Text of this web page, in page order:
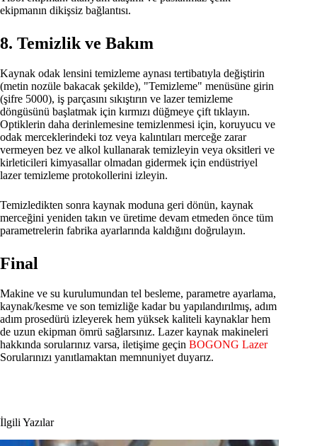
ekipmanın dikişsiz bağlantısı.
8. Temizlik ve Bakım
Kaynak odak lensini temizleme aynası tertibatıyla değiştirin
(metin nozüle bakacak şekilde), "Temizleme" menüsüne girin
(şifre 5000), iş parçasını sıkıştırın ve lazer temizleme
döngüsünü başlatmak için kırmızı düğmeye çift tıklayın.
Optiklerin daha derinlemesine temizlenmesi için, koruyucu ve
odak merceklerindeki toz veya kalıntıları merceğe zarar
vermeyen bez ve alkol kullanarak temizleyin veya oksitleri ve
kirleticileri kimyasallar olmadan gidermek için endüstriyel
lazer temizleme protokollerini izleyin.
Temizledikten sonra kaynak moduna geri dönün, kaynak
merceğini yeniden takın ve üretime devam etmeden önce tüm
parametrelerin fabrika ayarlarında kaldığını doğrulayın.
Final
Makine ve su kurulumundan tel besleme, parametre ayarlama,
kaynak/kesme ve son temizliğe kadar bu yapılandırılmış, adım
adım prosedürü izleyerek hem yüksek kaliteli kaynaklar hem
de uzun ekipman ömrü sağlarsınız. Lazer kaynak makineleri
hakkında sorularınız varsa, iletişime geçin BOGONG Lazer
Sorularınızı yanıtlamaktan memnuniyet duyarız.
İlgili Yazılar